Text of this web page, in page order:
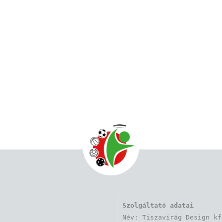
Szolgáltató adatai
Név: Tiszavirág Design